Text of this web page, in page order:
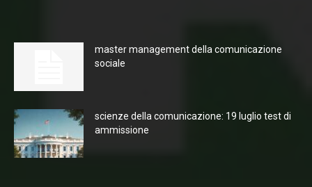
master management della comunicazione
sociale
scienze della comunicazione: 19 luglio test di
ammissione